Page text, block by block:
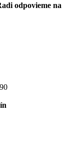
odpovieme na